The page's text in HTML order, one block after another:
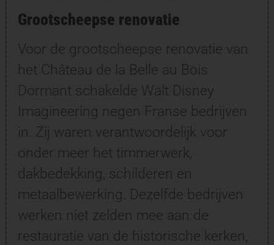
Grootscheepse renovatie
Voor de grootscheepse renovatie van
het Château de la Belle au Bois
Dormant schakelde Walt Disney
Imagineering negen Franse bedrijven
in. Zij waren verantwoordelijk voor
onder meer het timmerwerk,
dakbedekking, schilderen en
metaalbewerking. Dezelfde bedrijven
werken niet zelden mee aan de
restauratie van de historische kerken,